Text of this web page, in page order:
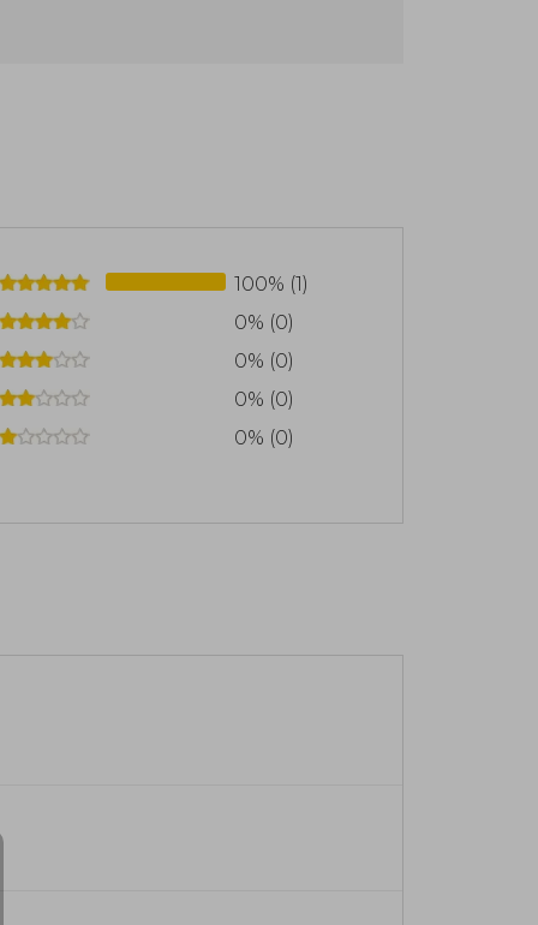
titles a year under four imprints:
100% (1)
0% (0)
0% (0)
0% (0)
0% (0)